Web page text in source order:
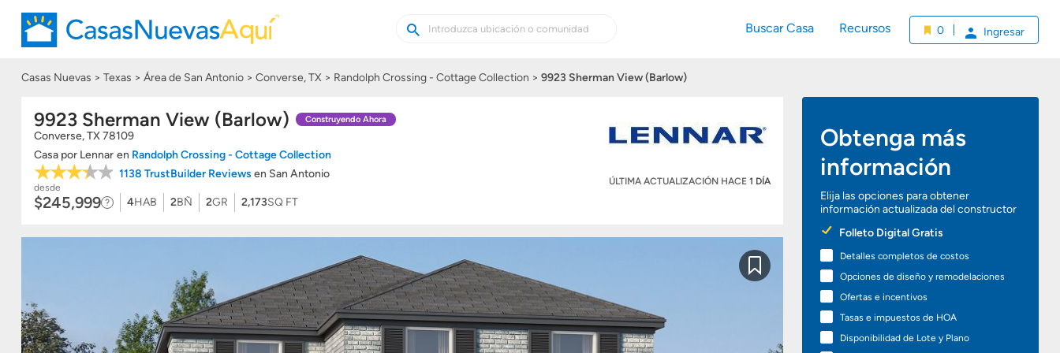
Buscar
casas
Buscar
Buscar Casa Recursos 0 Ingresar
Casas Nuevas Texas Área de San Antonio Converse, TX Randolph Crossing - Cottage Collection 9923 Sherman View (Barlow)
9923 Sherman View (Barlow) Construyendo Ahora
Converse,TX78109
Casa por Lennar en Randolph Crossing - Cottage Collection
1138 TrustBuilder Reviews en San Antonio
ÚLTIMA ACTUALIZACIÓN HACE 1 DÍA
desde
$245,999 4HAB 2BÑ 2GR 2,173SQ FT
Obtenga más
información
Elija las opciones para obtener
información actualizada del constructor
Preferred
Options
Folleto Digital Gratis
Detalles completos de costos
Opciones de diseño y remodelaciones
Ofertas e incentivos
Tasas e impuestos de HOA
Disponibilidad de Lote y Plano
Guardar